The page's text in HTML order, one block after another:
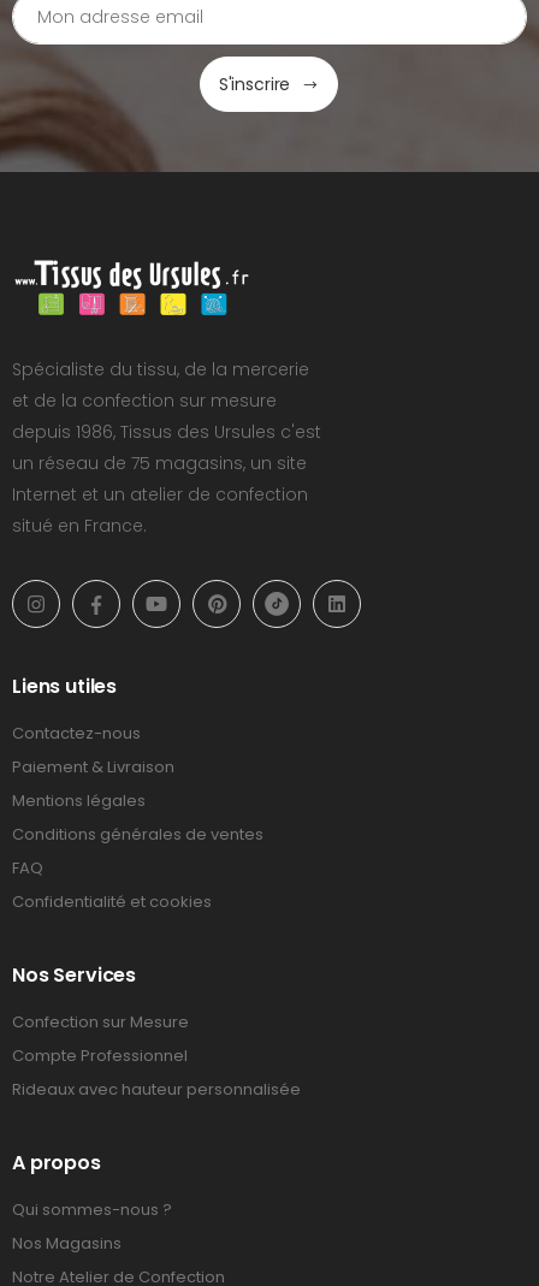
S'inscrire
Spécialiste du tissu, de la mercerie
et de la confection sur mesure
depuis 1986, Tissus des Ursules c'est
un réseau de 75 magasins, un site
Internet et un atelier de confection
situé en France.
Liens utiles
Contactez-nous
Paiement & Livraison
Mentions légales
Conditions générales de ventes
FAQ
Confidentialité et cookies
Nos Services
Confection sur Mesure
Compte Professionnel
Rideaux avec hauteur personnalisée
A propos
Qui sommes-nous ?
Nos Magasins
Notre Atelier de Confection